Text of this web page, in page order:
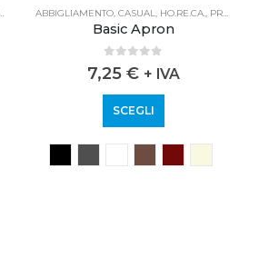
ABBIGLIAMENTO, CASUAL, HO.RE.CA., PROFESSIONALE
Basic Apron
0 out of 5
7,25 € + IVA
SCEGLI